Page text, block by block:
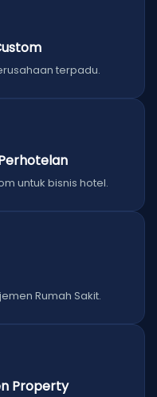
terpadu.
untuk bisnis hotel.
Rumah Sakit.
Property